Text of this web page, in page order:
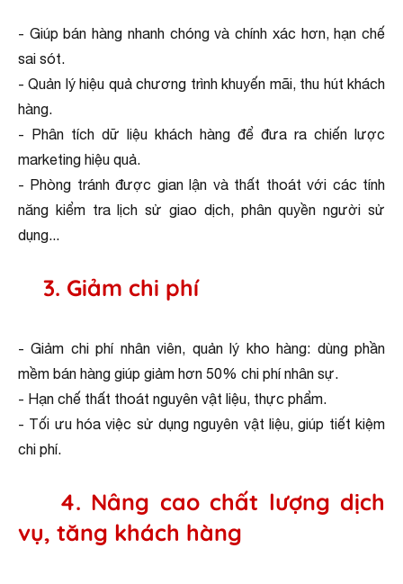
- Giúp bán hàng nhanh chóng và chính xác hơn, hạn chế
sai sót.
- Quản lý hiệu quả chương trình khuyến mãi, thu hút khách
hàng.
- Phân tích dữ liệu khách hàng để đưa ra chiến lược
marketing hiệu quả.
- Phòng tránh được gian lận và thất thoát với các tính
năng kiểm tra lịch sử giao dịch, phân quyền người sử
dụng...
3. Giảm chi phí
- Giảm chi phí nhân viên, quản lý kho hàng: dùng phần
mềm bán hàng giúp giảm hơn 50% chi phí nhân sự.
- Hạn chế thất thoát nguyên vật liệu, thực phẩm.
- Tối ưu hóa việc sử dụng nguyên vật liệu, giúp tiết kiệm
chi phí.
4. Nâng cao chất lượng dịch
vụ, tăng khách hàng